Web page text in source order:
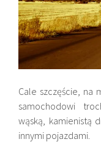
Cale szczęście, na
samochodowi
wąską, kamienistą
innymi pojazdami.